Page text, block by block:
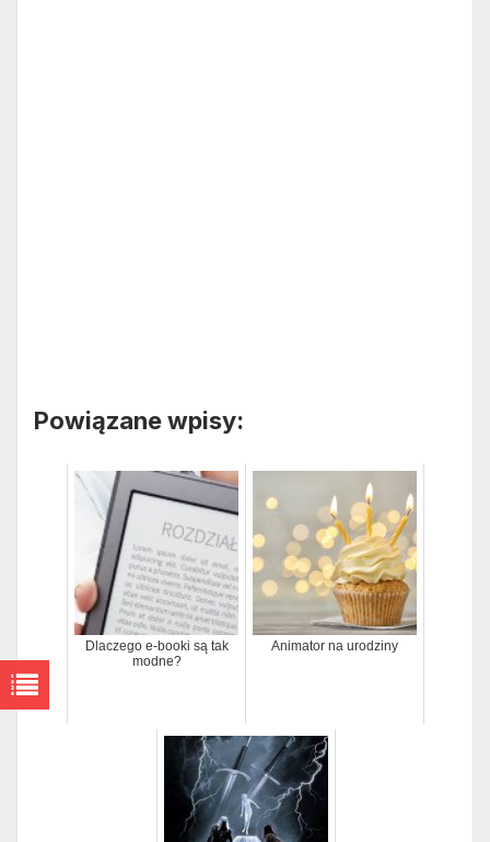
Powiązane wpisy:
Dlaczego e-booki są tak
modne?
Animator na urodziny